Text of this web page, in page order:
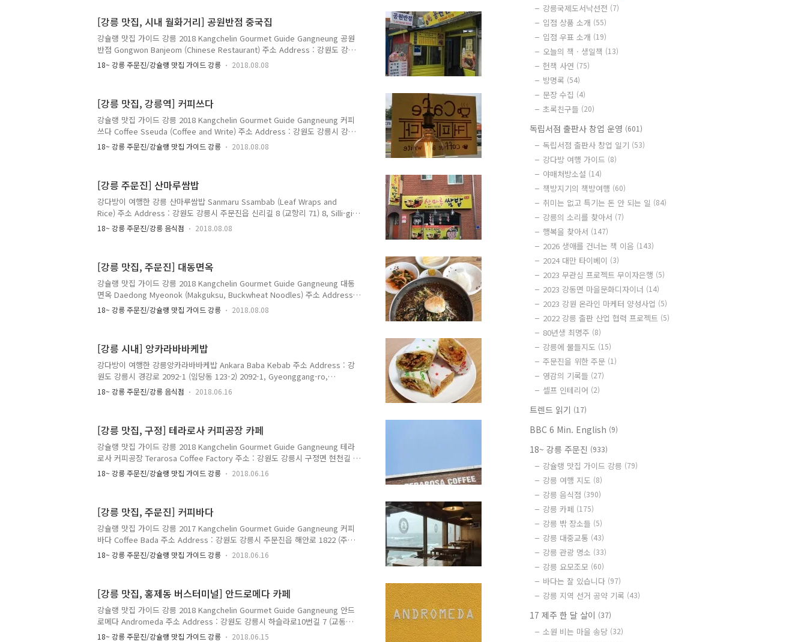
안로 1754 (주문리 312-458) 1754, Haean-ro, Jumunjin-eup, Gangneung-si,
Gang..
[강릉 맛집, 시내 월화거리] 공원반점 중국집
강슐랭 맛집 가이드 강릉 2018 Kangchelin Gourmet Guide Gangneung 공원
반점 Gongwon Banjeom (Chinese Restaurant) 주소 Address : 강원도 강릉
시 금성로14번길 5 (금학동 8-5) 5, Geumseong-ro 14beon-gil, Gangneung-
si, Gangwon-do 전화 Telephone : 033-648-9218 영업 시간 Opening Hours
Sauce) 4,000원 볶음밥 (Fried Rice) 4,000원 짬뽕..
18~ 강릉 주문진/강슐랭 맛집 가이드 강릉 2018.08.08
[강릉 맛집, 강릉역] 커피쓰다
강슐랭 맛집 가이드 강릉 2018 Kangchelin Gourmet Guide Gangneung 커피
쓰다 Coffee Sseuda (Coffee and Write) 주소 Address : 강원도 강릉시 강릉
대로 300 (옥천동 300-1) 300, Gangneung-daero, Gangneung-si, Gangwon-
do 전화 Telephone : 010-2009-7190 영업 시간 Opening Hours : 매일 10:30
원 카푸치노 4,000원 카라멜 마끼아또 4,000원 아메리카노 Americano 3,..
18~ 강릉 주문진/강슐랭 맛집 가이드 강릉 2018.08.08
[강릉 주문진] 산마루쌈밥
강다방이 여행한 강릉 산마루쌈밥 Sanmaru Ssambab (Leaf Wraps and
Rice) 주소 Address : 강원도 강릉시 주문진읍 신리길 8 (교항리 71) 8, Silli-gil,
Jumunjin-eup, Gangneung-si, Gangwon-do 전화 Telephone : 033-661-
6590 영업 시간 Opening Hours : 10:00 ~ 22:00 매주 일요일 휴무 Closed
Wraps and Rice) 12,000원 10,000원 9,000원 산마루백반 Baekban ..
18~ 강릉 주문진/강릉 음식점 2018.08.08
[강릉 맛집, 주문진] 대동면옥
강슐랭 맛집 가이드 강릉 2018 Kangchelin Gourmet Guide Gangneung 대동
면옥 Daedong Myeonok (Makguksu, Buckwheat Noodles) 주소 Address :
강원도 강릉시 주문진읍 연주로 438 (주문리 326-5) 438, Yeonju-ro, Jumunjin-
eup, Gangneung-si, Gangwon-do 전화 Telephone : 033-662-0076 영업 시
뉴 및 가격 Menu with Prices : 회 비빔냉면 8,0..
18~ 강릉 주문진/강슐랭 맛집 가이드 강릉 2018.08.08
[강릉 시내] 앙카라바바케밥
강다방이 여행한 강릉앙카라바바케밥 Ankara Baba Kebab 주소 Address : 강
원도 강릉시 경강로 2092-1 (임당동 123-2) 2092-1, Gyeonggang-ro,
Gangneung-si, Gangwon-do 전화 Telephone : 033-645-7830 메뉴 및 가격
Menu with Prices : 치킨 케밥 (야채) Chicken Kebab with Vegetables
함) 4,500원 토핑 추가시 1,000원 이태원에서 먹는 케밥보다 맛있는 한국인의 입
맛에 딱 맞는 케밥. 강릉의 중심(..
18~ 강릉 주문진/강릉 음식점 2018.06.16
[강릉 맛집, 구정] 테라로사 커피공장 카페
강슐랭 맛집 가이드 강릉 2018 Kangchelin Gourmet Guide Gangneung 테라
로사 커피공장 Terarosa Coffee Factory 주소 : 강원도 강릉시 구정면 현천길 7
(구정면 어단리 1011-1) 7, Hyeoncheon-gil, Gujeong-myeon, Gangneung-
si, Gangwon-do 전화 Telephone : 033-648-2760 대중교통 Transportation :
Timetable (안목 ▶ 강릉역 ▶ 강릉시외고속버스터미널 ▶ 신영극장 ▶ 학산설
래) 06:35, ..
18~ 강릉 주문진/강슐랭 맛집 가이드 강릉 2018.06.16
[강릉 맛집, 주문진] 커피바다
강슐랭 맛집 가이드 강릉 2017 Kangchelin Gourmet Guide Gangneung 커피
바다 Coffee Bada 주소 Address : 강원도 강릉시 주문진읍 해안로 1822 (주문
리 265-1) 1822, Haean-ro, Jumunjin-eup, Gangneung-si, Gangwon-do 전
화 Telephone : 033-662-8277 영업 시간 Opening Hours : 매일 10:00 - 23:00
원 바닐라라떼 5,000원 5,500원 시나몬라떼 5,000원 5,500원 카..
18~ 강릉 주문진/강슐랭 맛집 가이드 강릉 2018.06.16
[강릉 맛집, 홍제동 버스터미널] 안드로메다 카페
강슐랭 맛집 가이드 강릉 2018 Kangchelin Gourmet Guide Gangneung 안드
로메다 Andromeda 주소 Address : 강원도 강릉시 하슬라로10번길 7 (교동
1429-1) 7, Haseulla-ro 10beon-gil, Gangneung-si, Gangwon-do 전화
18~ 강릉 주문진/강슐랭 맛집 가이드 강릉 2018.06.15
강릉국제도서낙선전 (7)
입점 상품 소개 (55)
입점 우표 소개 (19)
오늘의 책 · 생일책 (13)
헌책 사연 (75)
방명록 (54)
문장 수집 (4)
초록친구들 (20)
독립서점 출판사 창업 운영 (601)
독립서점 출판사 창업 일기 (53)
강다방 여행 가이드 (8)
야매처방소설 (14)
책방지기의 책방여행 (60)
취미는 없고 특기는 돈 안 되는 일 (84)
강릉의 소리를 찾아서 (7)
행복을 찾아서 (147)
2026 생애를 건너는 책 이음 (143)
2024 대만 타이베이 (3)
2023 무관심 프로젝트 무이자은행 (5)
2023 강동면 마을문화디자이너 (14)
2023 강원 온라인 마케터 양성사업 (5)
2022 강릉 출판 산업 협력 프로젝트 (5)
80년생 최명주 (8)
강릉에 물들지도 (15)
주문진을 위한 주문 (1)
영감의 기록들 (27)
셀프 인테리어 (2)
트렌드 읽기 (17)
BBC 6 Min. English (9)
18~ 강릉 주문진 (933)
강슐랭 맛집 가이드 강릉 (79)
강릉 여행 지도 (8)
강릉 음식점 (390)
강릉 카페 (175)
강릉 밖 장소들 (5)
강릉 대중교통 (43)
강릉 관광 명소 (33)
강릉 요모조모 (60)
바다는 잘 있습니다 (97)
강릉 지역 선거 공약 기록 (43)
17 제주 한 달 살이 (37)
소원 비는 마을 송당 (32)